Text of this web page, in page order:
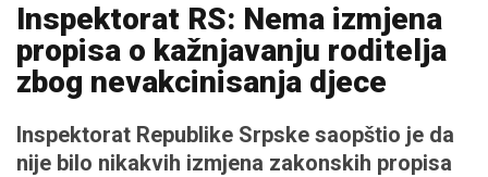
Inspektorat RS: Nema izmjena
propisa o kažnjavanju roditelja
zbog nevakcinisanja djece
Inspektorat Republike Srpske saopštio je da
nije bilo nikakvih izmjena zakonskih propisa